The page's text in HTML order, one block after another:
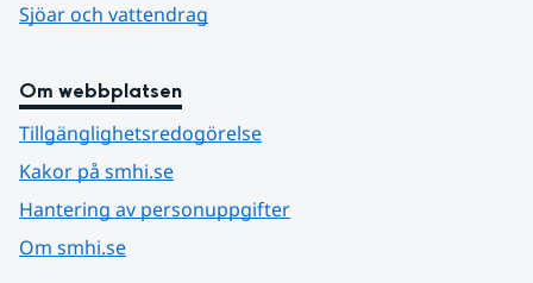
Sjöar och vattendrag
Om webbplatsen
Tillgänglighetsredogörelse
Kakor på smhi.se
Hantering av personuppgifter
Om smhi.se